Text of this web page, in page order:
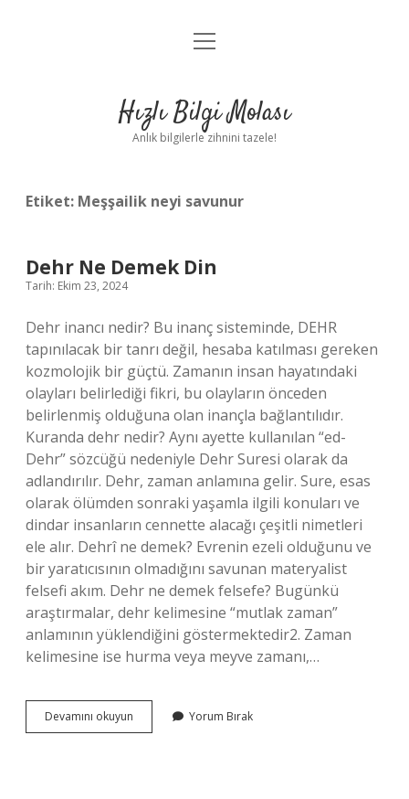
Anasayfa
Yasal Uyarı
menüyü
Hızlı Bilgi Molası
Anlık bilgilerle zihnini tazele!
Etiket: Meşşailik neyi savunur
Dehr Ne Demek Din
Tarih: Ekim 23, 2024
Dehr inancı nedir? Bu inanç sisteminde, DEHR
tapınılacak bir tanrı değil, hesaba katılması gereken
kozmolojik bir güçtü. Zamanın insan hayatındaki
olayları belirlediği fikri, bu olayların önceden
belirlenmiş olduğuna olan inançla bağlantılıdır.
Kuranda dehr nedir? Aynı ayette kullanılan “ed-
Dehr” sözcüğü nedeniyle Dehr Suresi olarak da
adlandırılır. Dehr, zaman anlamına gelir. Sure, esas
olarak ölümden sonraki yaşamla ilgili konuları ve
dindar insanların cennette alacağı çeşitli nimetleri
ele alır. Dehrî ne demek? Evrenin ezeli olduğunu ve
bir yaratıcısının olmadığını savunan materyalist
felsefi akım. Dehr ne demek felsefe? Bugünkü
araştırmalar, dehr kelimesine “mutlak zaman”
anlamının yüklendiğini göstermektedir2. Zaman
kelimesine ise hurma veya meyve zamanı,…
Devamını okuyun
Ne
Yorum Bırak